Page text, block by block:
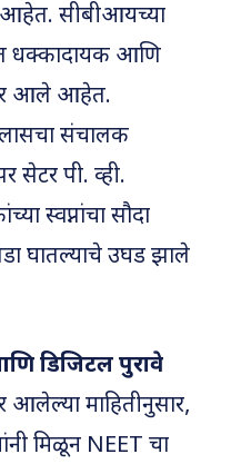
सीबीआयच्या
धक्कादायक आणि
आले आहेत.
संचालक
सेटर पी. व्ही.
स्वप्नांचा सौदा
घातल्याचे उघड झाले
डिजिटल पुरावे
माहितीनुसार,
मिळून NEET चा